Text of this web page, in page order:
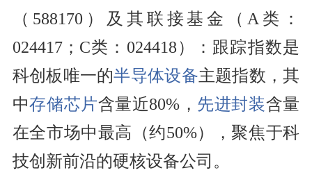
（588170）及其联接基金（A类：
024417；C类：024418）：跟踪指数是
科创板唯一的半导体设备主题指数，其
中存储芯片含量近80%， 先进封装含量
在全市场中最高（约50%），聚焦于科
技创新前沿的硬核设备公司。